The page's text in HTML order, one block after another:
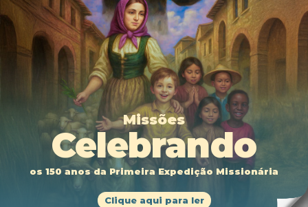
Missões
Celebrando
os 150 anos da Primeira Expedição Missionária
Clique aqui para ler